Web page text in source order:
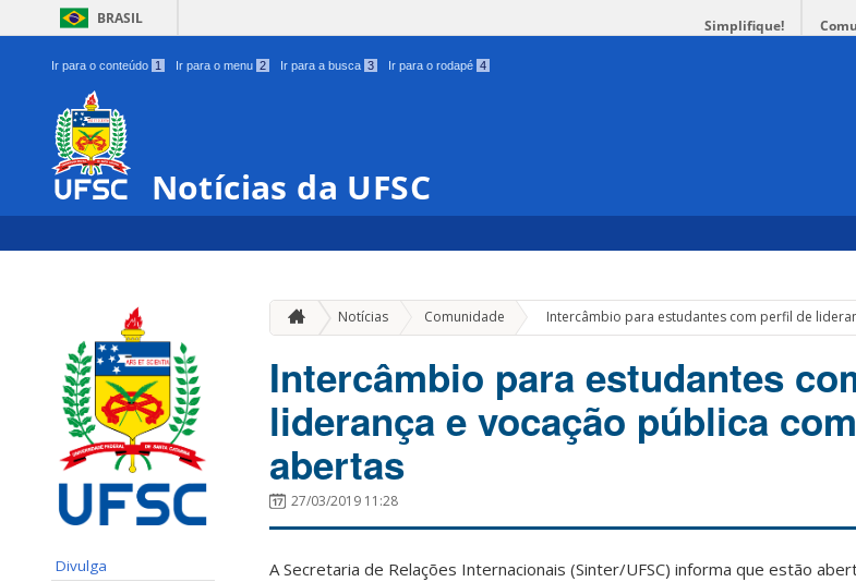
BRASIL Simplifique!
Ir para o conteúdo 1 Ir para o menu 2 Ir para a busca 3 Ir para o rodapé 4
Notícias da UFSC
Divulga
Notícias Comunidade » Intercâmbio para estudantes com perfil de
Intercâmbio para estudantes
liderança e vocação pública
abertas
27/03/2019 11:28
A Secretaria de Relações Internacionais (Sinter/UFSC) informa que estão